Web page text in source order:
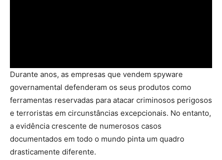
Durante anos, as empresas que vendem spyware
governamental defenderam os seus produtos como
ferramentas reservadas para atacar criminosos perigosos
e terroristas em circunstâncias excepcionais. No entanto,
a evidência crescente de numerosos casos
documentados em todo o mundo pinta um quadro
drasticamente diferente.